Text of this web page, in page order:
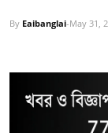
By Eaibanglai-May 31,